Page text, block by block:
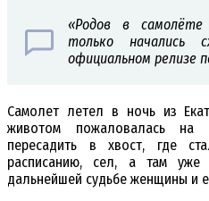
«Родов в
только начались
официальном релизе
Самолет летел в ночь из
животом пожаловалась
пересадить в хвост, где
расписанию, сел, а там
дальнейшей судьбе женщины и